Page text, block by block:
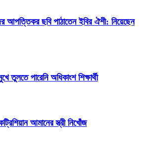
আপত্তিকর ছবি পাঠাতেন ইবির ঐশী: নিয়েছেন
তুলতে পারেনি অধিকাংশ শিক্ষার্থী
আমানের স্ত্রী নিখোঁজ